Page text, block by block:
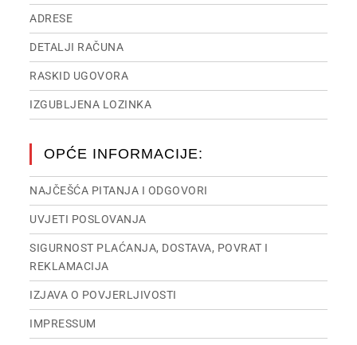
ADRESE
DETALJI RAČUNA
RASKID UGOVORA
IZGUBLJENA LOZINKA
OPĆE INFORMACIJE:
NAJČEŠĆA PITANJA I ODGOVORI
UVJETI POSLOVANJA
SIGURNOST PLAĆANJA, DOSTAVA, POVRAT I
REKLAMACIJA
IZJAVA O POVJERLJIVOSTI
IMPRESSUM